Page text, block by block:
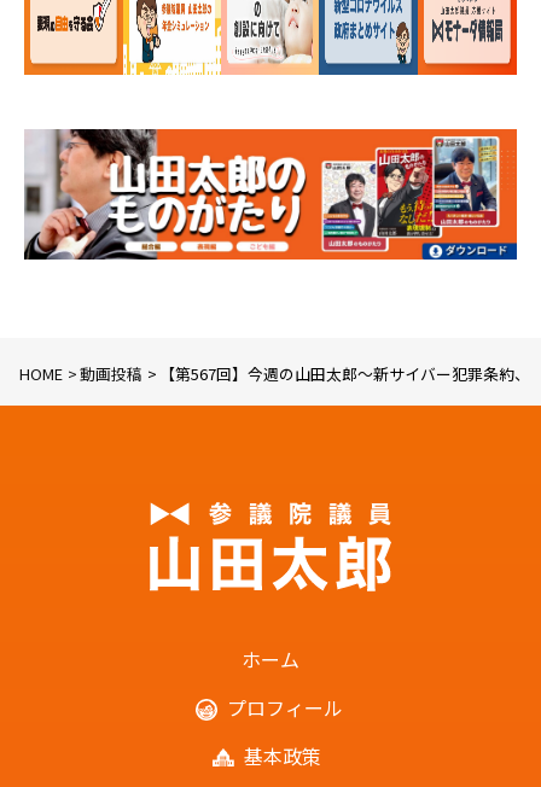
HOME 動画投稿 【第567回】今週の山田太郎〜新サイバー犯罪条約
ホーム
プロフィール
基本政策